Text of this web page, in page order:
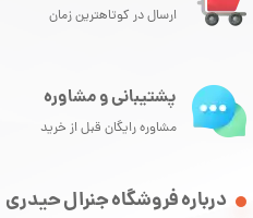
ارسال در کوتاهترین زمان
درباره فروشگاه جنرال حیدری
پشتیبانی و مشاوره
مشاوره رایگان قبل از خرید